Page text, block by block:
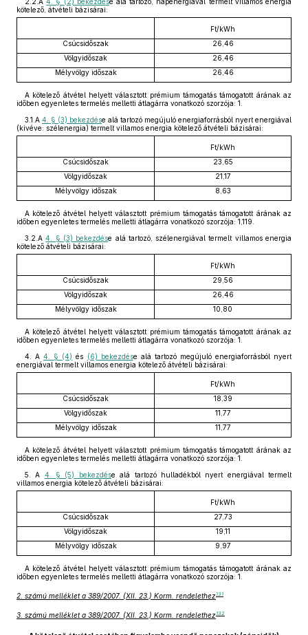
kötelező, átvételi bázisárai:
Ft/kWh
Csúcsidőszak
26,46
Völgyidőszak
26,46
Mélyvölgy időszak
26,46
A kötelező átvétel helyett választott prémium támogatás támogatott árának az
időben egyenletes termelés melletti átlagárra vonatkozó szorzója: 1.
3.1.A 4. § (3) bekezdése alá tartozó megújuló energiaforrásból nyert energiával
(kivéve: szélenergia) termelt villamos energia kötelező átvételi bázisárai:
Ft/kWh
Csúcsidőszak
23,65
Völgyidőszak
21,17
Mélyvölgy időszak
8,63
A kötelező átvétel helyett választott prémium támogatás támogatott árának az
időben egyenletes termelés melletti átlagárra vonatkozó szorzója: 1,119.
3.2.A4. § (3) bekezdése alá tartozó, szélenergiával termelt villamos energia
kötelező átvételi bázisárai:
Ft/kWh
Csúcsidőszak
29,56
Völgyidőszak
26,46
Mélyvölgy időszak
10,80
A kötelező átvétel helyett választott prémium támogatás támogatott árának az
időben egyenletes termelés melletti átlagárra vonatkozó szorzója: 1.
4. A4. § (4) és (6) bekezdése alá tartozó megújuló energiaforrásból nyert
energiával termelt villamos energia kötelező átvételi bázisárai:
Ft/kWh
Csúcsidőszak
18,39
Völgyidőszak
11,77
Mélyvölgy időszak
11,77
A kötelező átvétel helyett választott prémium támogatás támogatott árának az
időben egyenletes termelés melletti átlagárra vonatkozó szorzója: 1.
5. A 4. § (5) bekezdése alá tartozó hulladékból nyert energiával termelt
villamos energia kötelező átvételi bázisárai:
Ft/kWh
Csúcsidőszak
27,73
Völgyidőszak
19,11
Mélyvölgy időszak
9,97
A kötelező átvétel helyett választott prémium támogatás támogatott árának az
időben egyenletes termelés melletti átlagárra vonatkozó szorzója: 1.
2. számú melléklet a 389/2007. (XII. 23.) Korm. rendelethez131
3. számú melléklet a 389/2007. (XII. 23.) Korm. rendelethez132